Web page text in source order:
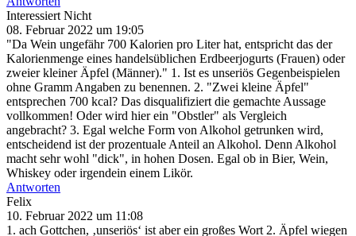
Interessiert Nicht
08. Februar 2022 um 19:05
"Da Wein ungefähr 700 Kalorien pro Liter hat, entspricht das der
Kalorienmenge eines handelsüblichen Erdbeerjogurts (Frauen) oder
zweier kleiner Äpfel (Männer)." 1. Ist es unseriös Gegenbeispielen
ohne Gramm Angaben zu benennen. 2. "Zwei kleine Äpfel"
entsprechen 700 kcal? Das disqualifiziert die gemachte Aussage
vollkommen! Oder wird hier ein "Obstler" als Vergleich
angebracht? 3. Egal welche Form von Alkohol getrunken wird,
entscheidend ist der prozentuale Anteil an Alkohol. Denn Alkohol
macht sehr wohl "dick", in hohen Dosen. Egal ob in Bier, Wein,
Whiskey oder irgendein einem Likör.
Antworten
Felix
10. Februar 2022 um 11:08
1. ach Gottchen, ‚unseriös‘ ist aber ein großes Wort 2. Äpfel wiegen